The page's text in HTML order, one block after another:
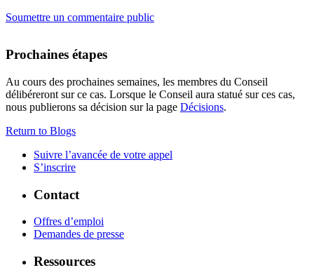
Soumettre un commentaire public
Prochaines étapes
Au cours des prochaines semaines, les membres du Conseil
délibéreront sur ce cas. Lorsque le Conseil aura statué sur ces cas,
nous publierons sa décision sur la page Décisions.
Return to Blogs
Suivre l’avancée de votre appel
S’inscrire
Contact
Offres d’emploi
Demandes de presse
Ressources